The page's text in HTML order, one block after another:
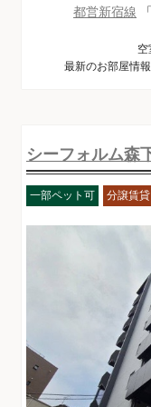
都営新宿線 「
空
最新のお部屋情
シーフォルム森
一部ペット可 分譲賃貸